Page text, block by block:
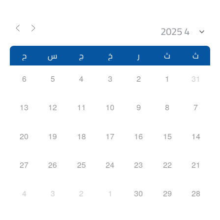
ث ث ر خ ج س ح
31
1
2
3
4
5
6
7
8
9
10
11
12
13
14
15
16
17
18
19
20
21
22
23
24
25
26
27
28
29
30
1
2
3
4